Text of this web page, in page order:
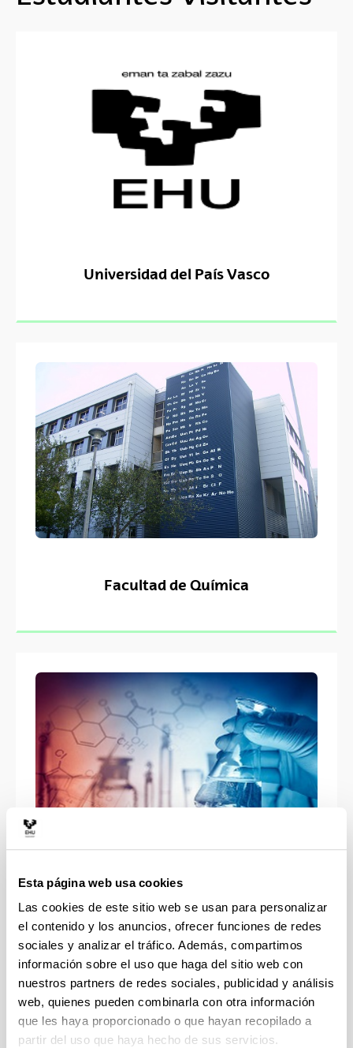
Esta página web usa cookies
Las cookies de este sitio web se usan para personalizar
el contenido y los anuncios, ofrecer funciones de redes
sociales y analizar el tráfico. Además, compartimos
información sobre el uso que haga del sitio web con
nuestros partners de redes sociales, publicidad y análisis
web, quienes pueden combinarla con otra información
que les haya proporcionado o que hayan recopilado a
partir del uso que haya hecho de sus servicios.
Universidad del País Vasco
Facultad de Química